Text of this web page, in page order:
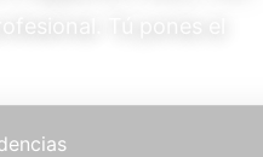
Tú pones el